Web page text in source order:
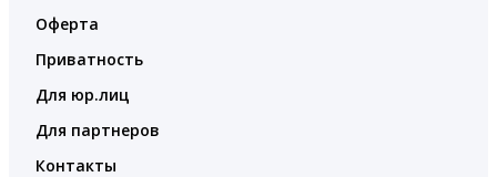
Оферта
Приватность
Для юр.лиц
Для партнеров
Контакты